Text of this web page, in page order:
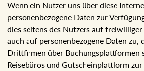
Wenn ein Nutzer uns über diese
personenbezogene Daten zur
dies seitens des Nutzers auf
auch auf personenbezogene Daten zu,
Drittfirmen über Buchungsplattformen
Reisebüros und Gutscheinplattform